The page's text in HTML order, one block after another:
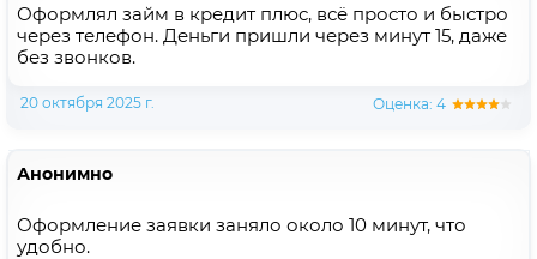
Оформлял займ в кредит плюс, всё просто и быстро
через телефон. Деньги пришли через минут 15, даже
без звонков.
20 октября 2025 г. Оценка: 4
Анонимно
Оформление заявки заняло около 10 минут, что
удобно.